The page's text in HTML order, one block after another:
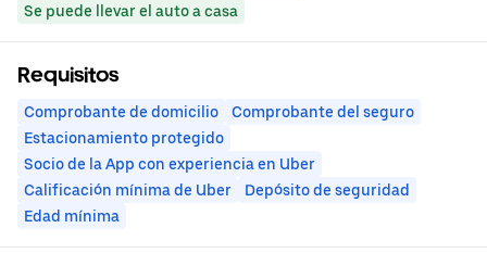
Se puede llevar el auto a casa
Requisitos
Comprobante de domicilio
Comprobante del seguro
Estacionamiento protegido
Socio de la App con experiencia en Uber
Calificación mínima de Uber
Depósito de seguridad
Edad mínima